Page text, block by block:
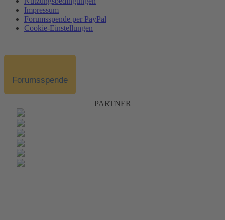
Impressum
Forumsspende per PayPal
Cookie-Einstellungen
Forumsspende
PARTNER